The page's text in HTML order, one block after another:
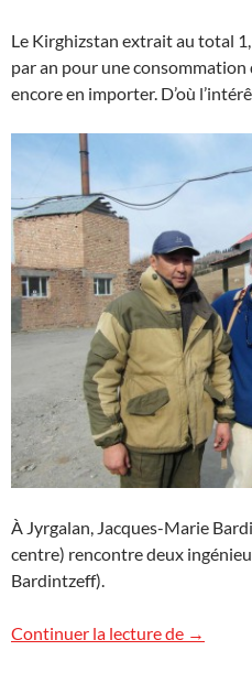
Le Kirghizstan extrait au total
par an pour une
encore en importer. D’où
À Jyrgalan, Jacques-Marie
centre) rencontre deux
Bardintzeff).
Continuer la lecture de Le
→